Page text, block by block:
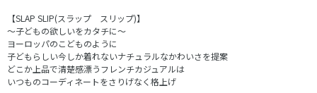
【SLAP SLIP(スラップ スリップ)】
～子どもの欲しいをカタチに～
ヨーロッパのこどものように
子どもらしい今しか着れないナチュラルなかわいさを提案
どこか上品で清楚感漂うフレンチカジュアルは
いつものコーディネートをさりげなく格上げ